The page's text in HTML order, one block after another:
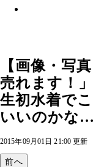
【画像・写
売れます！
生初水着で
いいのかな
2015年09月01日 21:00 更新
前へ